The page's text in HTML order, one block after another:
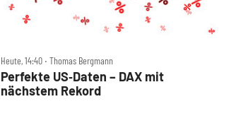
Heute, 14:40 ‧ Thomas Bergmann
Perfekte US‑Daten – DAX mit
nächstem Rekord